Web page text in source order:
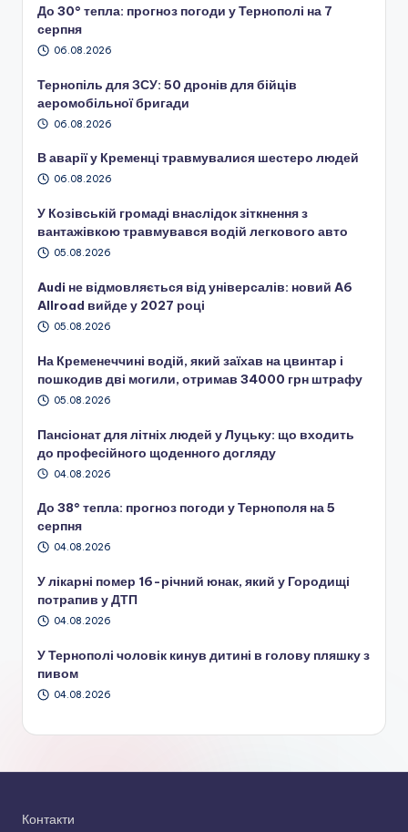
До 30° тепла: прогноз погоди у Тернополі на 7
серпня
06.08.2026
Тернопіль для ЗСУ: 50 дронів для бійців
аеромобільної бригади
06.08.2026
В аварії у Кременці травмувалися шестеро людей
06.08.2026
У Козівській громаді внаслідок зіткнення з
вантажівкою травмувався водій легкового авто
05.08.2026
Audi не відмовляється від універсалів: новий A6
Allroad вийде у 2027 році
05.08.2026
На Кременеччині водій, який заїхав на цвинтар і
пошкодив дві могили, отримав 34000 грн штрафу
05.08.2026
Пансіонат для літніх людей у Луцьку: що входить
до професійного щоденного догляду
04.08.2026
До 38° тепла: прогноз погоди у Тернополя на 5
серпня
04.08.2026
У лікарні помер 16-річний юнак, який у Городищі
потрапив у ДТП
04.08.2026
У Тернополі чоловік кинув дитині в голову пляшку з
пивом
04.08.2026
Контакти